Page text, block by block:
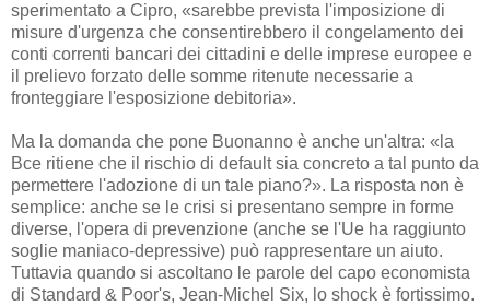
sperimentato a Cipro, «sarebbe prevista l'imposizione di
misure d'urgenza che consentirebbero il congelamento dei
conti correnti bancari dei cittadini e delle imprese europee e
il prelievo forzato delle somme ritenute necessarie a
fronteggiare l'esposizione debitoria».
Ma la domanda che pone Buonanno è anche un'altra: «la
Bce ritiene che il rischio di default sia concreto a tal punto da
permettere l'adozione di un tale piano?». La risposta non è
semplice: anche se le crisi si presentano sempre in forme
diverse, l'opera di prevenzione (anche se l'Ue ha raggiunto
soglie maniaco-depressive) può rappresentare un aiuto.
Tuttavia quando si ascoltano le parole del capo economista
di Standard & Poor's, Jean-Michel Six, lo shock è fortissimo.